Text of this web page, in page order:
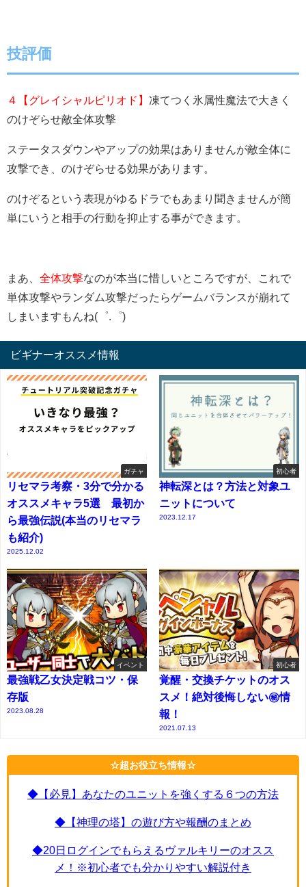
技評価
４【グレイシャルピリオド】 凍てつく氷属性魔法で大きく
のけぞらせ敵全体攻撃
ステータスダウンやアップの効果はありませんが敵全体に
攻撃でき、のけぞらせる効果があります。
のけぞるという表現がゆるドラでもあまり聞きませんが簡
単にいうと相手の行動を抑止する事ができます。
まあ、 全体攻撃なのが本当に惜しいところですが、これで
単体攻撃やランダム攻撃だったらゲームバランスが崩れて
しまいますもんね(゜.゜)
ビギナーオススメ情報
ガチャ
リセマラ考察・3分で分かる
オススメキャラ5選 最初か
ら最強伝説(本当のリセマラ
も紹介)
2025.12.02
初心者
神転深とは？方法と対象ユ
ニットについて
2023.12.17
イベント
最強戦乙女決定戦コツ・保
存版
2023.08.28
初心者
覚醒・交換チケットのオス
スメ！絶対後悔しない㊙情
報！
2021.07.13
☆超お役立ち情報☆
◆【必見】あなたのユニットを強くする６つの方法
◆【神理の塔】の遊び方や報酬のまとめ
◆20日ログインでもらえるヴァルキリーのオスス
メ！※初心者でも分かりやすい解説付き